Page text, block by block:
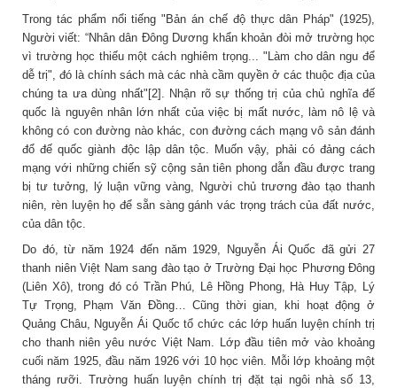
Trong tác phẩm nổi tiếng "Bản án chế độ thực dân Pháp" (1925),
Người viết: “Nhân dân Ðông Dương khẩn khoản đòi mở trường học
vì trường học thiếu một cách nghiêm trọng... "Làm cho dân ngu để
dễ trị", đó là chính sách mà các nhà cầm quyền ở các thuộc địa của
chúng ta ưa dùng nhất"[2]. Nhận rõ sự thống trị của chủ nghĩa đế
quốc là nguyên nhân lớn nhất của việc bị mất nước, làm nô lệ và
không có con đường nào khác, con đường cách mạng vô sản đánh
đổ đế quốc giành độc lập dân tộc. Muốn vậy, phải có đảng cách
mạng với những chiến sỹ cộng sản tiên phong dẫn đầu được trang
bị tư tưởng, lý luận vững vàng, Người chủ trương đào tạo thanh
niên, rèn luyện họ để sẵn sàng gánh vác trọng trách của đất nước,
của dân tộc.
Do đó, từ năm 1924 đến năm 1929, Nguyễn Ái Quốc đã gửi 27
thanh niên Việt Nam sang đào tạo ở Trường Đại học Phương Đông
(Liên Xô), trong đó có Trần Phú, Lê Hồng Phong, Hà Huy Tập, Lý
Tự Trọng, Phạm Văn Đồng… Cũng thời gian, khi hoạt động ở
Quảng Châu, Nguyễn Ái Quốc tổ chức các lớp huấn luyện chính trị
cho thanh niên yêu nước Việt Nam. Lớp đầu tiên mở vào khoảng
cuối năm 1925, đầu năm 1926 với 10 học viên. Mỗi lớp khoảng một
tháng rưỡi. Trường huấn luyện chính trị đặt tại ngôi nhà số 13,